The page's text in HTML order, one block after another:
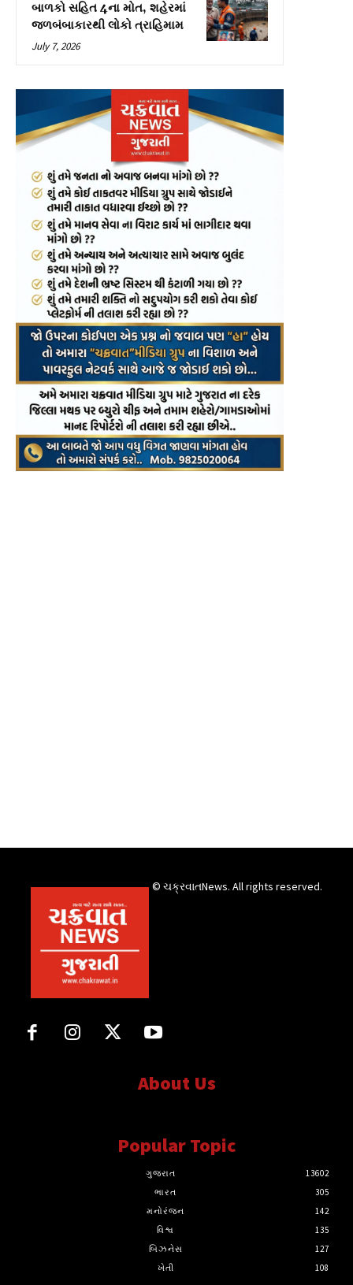
બાળકો સહિત 4ના મોત, શહેરમાં
જળબંબાકારથી લોકો ત્રાહિમામ
July 7, 2026
© ચક્રવાતNews. All rights reserved.
About Us
Popular Topic
ગુજરાત
13602
ભારત
305
મનોરંજન
142
વિશ્વ
135
બિઝનેસ
127
ખેતી
108